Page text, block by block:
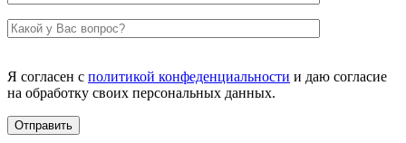
Я согласен с политикой конфеденциальности и даю согласие
на обработку своих персональных данных.